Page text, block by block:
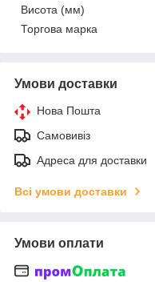
Висота (мм)
Торгова марка
Умови доставки
Нова Пошта
Самовивіз
Адреса для доставки
Всі умови доставки
Умови оплати